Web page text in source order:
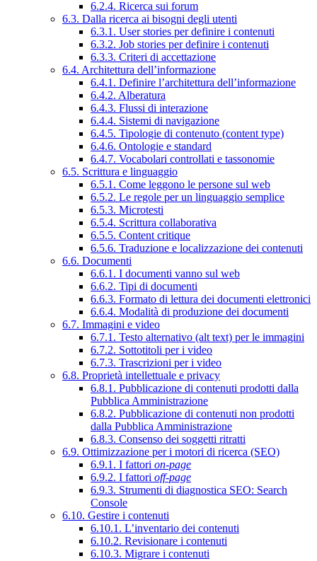
6.2.4. Ricerca sui forum
6.3. Dalla ricerca ai bisogni degli utenti
6.3.1. User stories per definire i contenuti
6.3.2. Job stories per definire i contenuti
6.3.3. Criteri di accettazione
6.4. Architettura dell’informazione
6.4.1. Definire l’architettura dell’informazione
6.4.2. Alberatura
6.4.3. Flussi di interazione
6.4.4. Sistemi di navigazione
6.4.5. Tipologie di contenuto (content type)
6.4.6. Ontologie e standard
6.4.7. Vocabolari controllati e tassonomie
6.5. Scrittura e linguaggio
6.5.1. Come leggono le persone sul web
6.5.2. Le regole per un linguaggio semplice
6.5.3. Microtesti
6.5.4. Scrittura collaborativa
6.5.5. Content critique
6.5.6. Traduzione e localizzazione dei contenuti
6.6. Documenti
6.6.1. I documenti vanno sul web
6.6.2. Tipi di documenti
6.6.3. Formato di lettura dei documenti elettronici
6.6.4. Modalità di produzione dei documenti
6.7. Immagini e video
6.7.1. Testo alternativo (alt text) per le immagini
6.7.2. Sottotitoli per i video
6.7.3. Trascrizioni per i video
6.8. Proprietà intellettuale e privacy
6.8.1. Pubblicazione di contenuti prodotti dalla
Pubblica Amministrazione
6.8.2. Pubblicazione di contenuti non prodotti
dalla Pubblica Amministrazione
6.8.3. Consenso dei soggetti ritratti
6.9. Ottimizzazione per i motori di ricerca (SEO)
6.9.1. I fattori on-page
6.9.2. I fattori off-page
6.9.3. Strumenti di diagnostica SEO: Search
Console
6.10. Gestire i contenuti
6.10.1. L’inventario dei contenuti
6.10.2. Revisionare i contenuti
6.10.3. Migrare i contenuti